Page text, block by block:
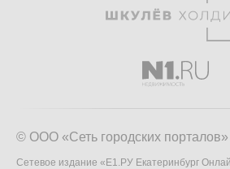
© ООО «Сеть городских порталов»
Сетевое издание «Е1.РУ Екатеринбург